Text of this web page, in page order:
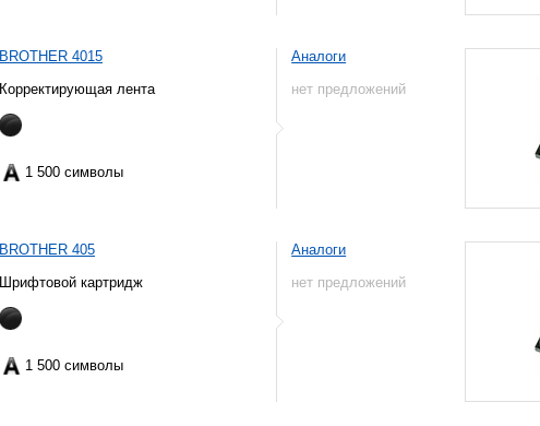
BROTHER 4015
Корректирующая лента
1 500 символы
Аналоги
нет предложений
BROTHER 405
Шрифтовой картридж
1 500 символы
Аналоги
нет предложений